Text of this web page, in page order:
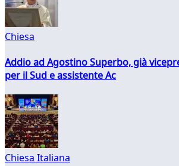
Chiesa
Addio ad Agostino Superbo, già
per il Sud e assistente Ac
Chiesa Italiana